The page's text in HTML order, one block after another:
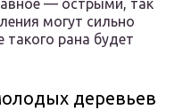
— острыми, так
могут сильно
такого рана будет
деревьев